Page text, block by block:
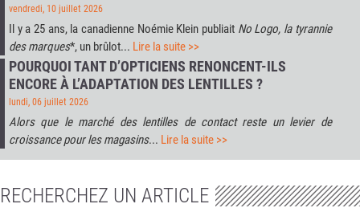
vendredi, 10 juillet 2026
Il y a 25 ans, la canadienne Noémie Klein publiait No Logo, la tyrannie
des marques*, un brûlot... Lire la suite >>
POURQUOI TANT D’OPTICIENS RENONCENT-ILS
ENCORE À L’ADAPTATION DES LENTILLES ?
lundi, 06 juillet 2026
Alors que le marché des lentilles de contact reste un levier de
croissance pour les magasins... Lire la suite >>
RECHERCHEZ UN ARTICLE